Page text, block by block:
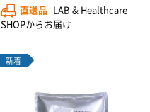
直送品 LAB & Healthcare
SHOPからお届け
新着